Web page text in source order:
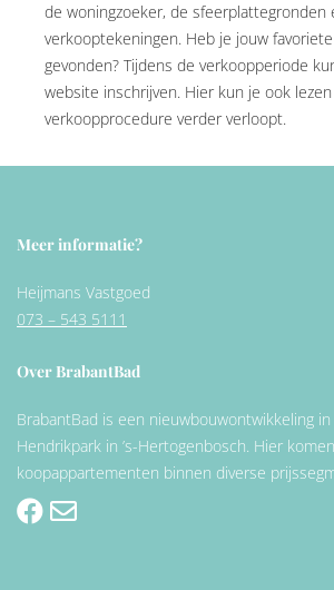
de woningzoeker, de sfeerplattegronden
verkooptekeningen. Heb je jouw
gevonden? Tijdens de verkoopperiode
website inschrijven. Hier kun je ook
verkoopprocedure verder verloopt.
Meer informatie?
Heijmans Vastgoed
073 – 543 5111
Over BrabantBad
BrabantBad is een nieuwbouwontwikkeling
Hendrikpark in ’s-Hertogenbosch. Hier
koopappartementen binnen diverse